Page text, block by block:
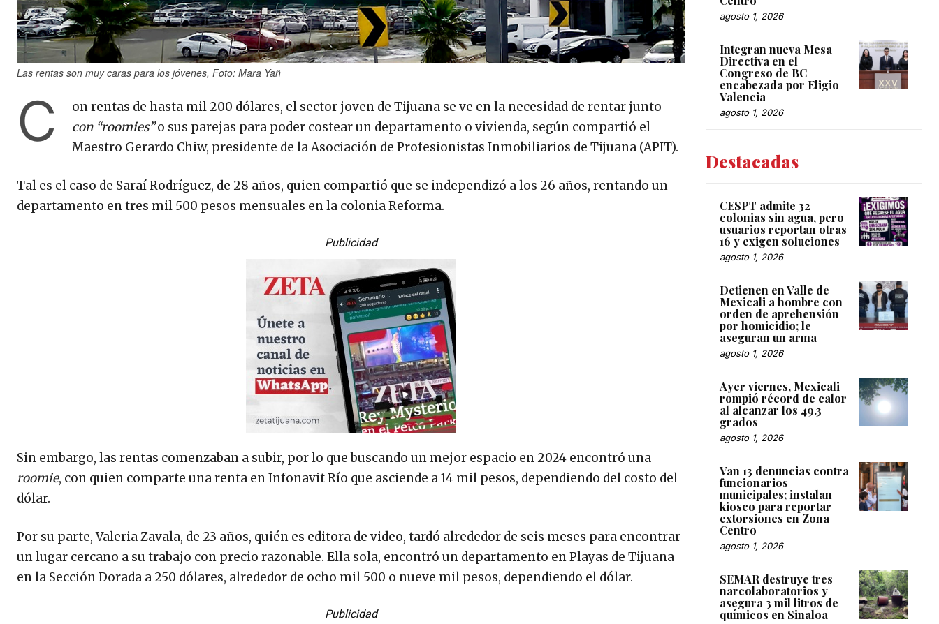
Las rentas son muy caras para los jóvenes, Foto: Mara Yañ
C
on rentas de hasta mil 200 dólares, el sector joven de Tijuana se ve en la necesidad de rentar junto
con “roomies”o sus parejas para poder costear un departamento o vivienda, según compartió el
Maestro Gerardo Chiw, presidente de la Asociación de Profesionistas Inmobiliarios de Tijuana (APIT).
Tal es el caso de Saraí Rodríguez, de 28 años, quien compartió que se independizó a los 26 años, rentando un
departamento en tres mil 500 pesos mensuales en la colonia Reforma.
Publicidad
Sin embargo, las rentas comenzaban a subir, por lo que buscando un mejor espacio en 2024 encontró una
roomie, con quien comparte una renta en Infonavit Río que asciende a 14 mil pesos, dependiendo del costo del
dólar.
Por su parte, Valeria Zavala, de 23 años, quién es editora de video, tardó alrededor de seis meses para encontrar
un lugar cercano a su trabajo con precio razonable. Ella sola, encontró un departamento en Playas de Tijuana
en la Sección Dorada a 250 dólares, alrededor de ocho mil 500 o nueve mil pesos, dependiendo el dólar.
Publicidad
agosto 1, 2026
Integran nueva Mesa
Directiva en el
Congreso de BC
encabezada por Eligio
Valencia
agosto 1, 2026
Destacadas
CESPT admite 32
colonias sin agua, pero
usuarios reportan otras
16 y exigen soluciones
agosto 1, 2026
Detienen en Valle de
Mexicali a hombre con
orden de aprehensión
por homicidio; le
aseguran un arma
agosto 1, 2026
Ayer viernes, Mexicali
rompió récord de calor
al alcanzar los 49.3
grados
agosto 1, 2026
Van 13 denuncias contra
funcionarios
municipales; instalan
kiosco para reportar
extorsiones en Zona
Centro
agosto 1, 2026
SEMAR destruye tres
narcolaboratorios y
asegura 3 mil litros de
químicos en Sinaloa